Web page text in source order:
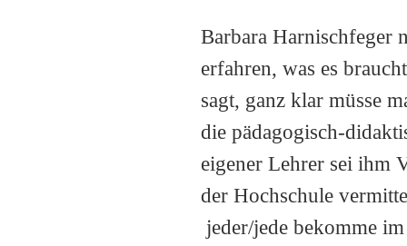
Barbara Harnischfeger
erfahren, was es
sagt, ganz klar müsse
die pädagogisch-
eigener Lehrer sei ihm
der Hochschule
jeder/jede bekomme